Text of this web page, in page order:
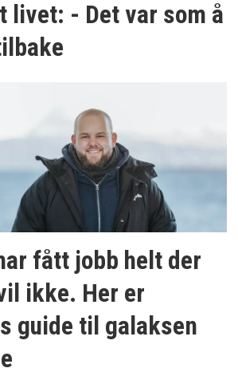
livet: - Det var som å
fått jobb helt der
ikke. Her er
guide til galaksen